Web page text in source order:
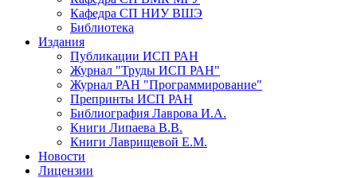
Кафедра СП НИУ ВШЭ
Библиотека
Издания
Публикации ИСП РАН
Журнал "Труды ИСП РАН"
Журнал РАН "Программирование"
Препринты ИСП РАН
Библиография Лаврова И.А.
Книги Липаева В.В.
Книги Лаврищевой Е.М.
Новости
Лицензии